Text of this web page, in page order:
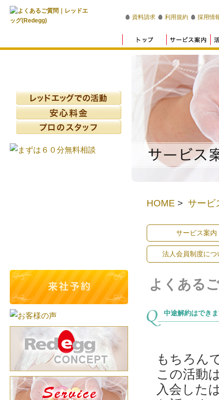
資料請求 利用規約 採用情
HOME > サービ
サービス案内
法人会員制度につ
よくある
中途解約はでき
もちろん
この活動
入会した